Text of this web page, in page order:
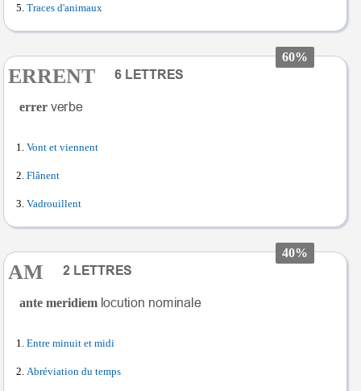
Traces d'animaux
60%
ERRENT
errer
Vont et viennent
Flânent
Vadrouillent
40%
AM
ante meridiem
Entre minuit et midi
Abréviation du temps